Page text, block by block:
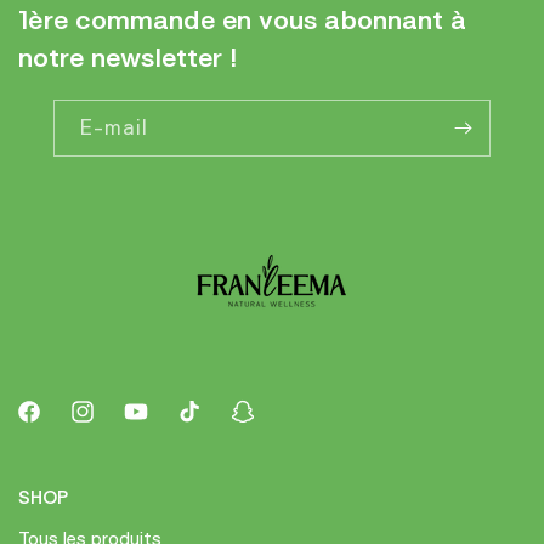
1ère commande en vous abonnant à
notre newsletter !
E-mail
FacebookInstagramYouTubeTikTok Snapchat
SHOP
Tous les produits